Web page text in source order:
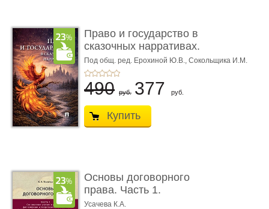
Право и государство в
сказочных нарративах.
Мо ...
Под общ. ред. Ерохиной Ю.В., Сокольщика И.М.
490 руб. 377 руб.
Купить
Основы договорного
права. Часть 1.
Становление ...
Усачева К.А.